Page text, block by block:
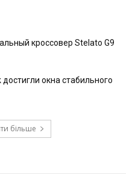
кроссовер Stelato G9
окна стабильного
більше